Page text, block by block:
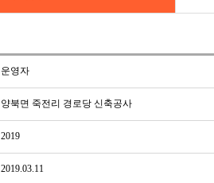
운영자
양북면 죽전리 경로당 신축공사
2019
2019.03.11